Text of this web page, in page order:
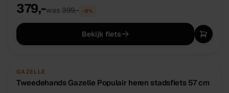
379,-was 399,- −5%
Bekijk fiets
TWEEDEHANDS
GAZELLE
Tweedehands Gazelle Populair heren stadsfiets 57 cm